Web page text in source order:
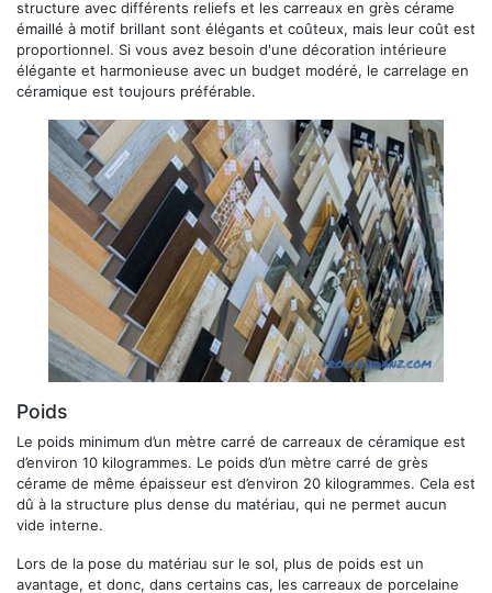
structure avec différents reliefs et les carreaux en grès cérame
émaillé à motif brillant sont élégants et coûteux, mais leur coût est
proportionnel. Si vous avez besoin d'une décoration intérieure
élégante et harmonieuse avec un budget modéré, le carrelage en
céramique est toujours préférable.
Poids
Le poids minimum d’un mètre carré de carreaux de céramique est
d’environ 10 kilogrammes. Le poids d’un mètre carré de grès
cérame de même épaisseur est d’environ 20 kilogrammes. Cela est
dû à la structure plus dense du matériau, qui ne permet aucun
vide interne.
Lors de la pose du matériau sur le sol, plus de poids est un
avantage, et donc, dans certains cas, les carreaux de porcelaine